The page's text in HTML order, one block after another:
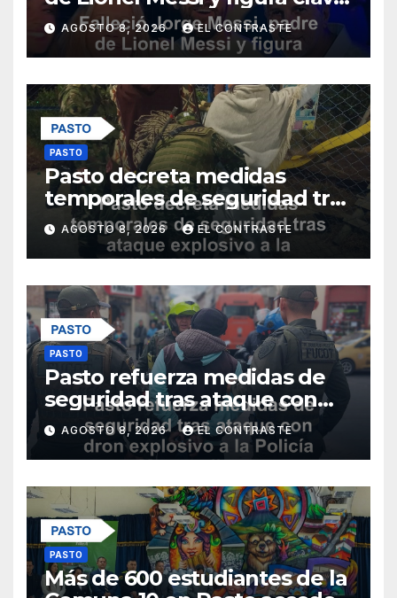
en su carrera
AGOSTO 8, 2026 EL CONTRASTE
PASTO
Pasto decreta medidas
temporales de seguridad tras
ataque explosivo a la Policía
Metropolitana
AGOSTO 8, 2026 EL CONTRASTE
PASTO
Pasto refuerza medidas de
seguridad tras ataque con
dron explosivo a la Policía
Metropolitana
AGOSTO 8, 2026 EL CONTRASTE
PASTO
Más de 600 estudiantes de la